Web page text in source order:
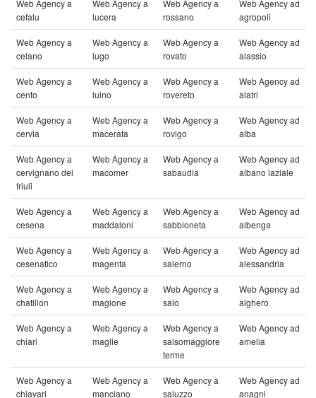
Web Agency a
cefalu
Web Agency a
lucera
Web Agency a
rossano
Web Agency ad
agropoli
Web Agency a
celano
Web Agency a
lugo
Web Agency a
rovato
Web Agency ad
alassio
Web Agency a
cento
Web Agency a
luino
Web Agency a
rovereto
Web Agency ad
alatri
Web Agency a
cervia
Web Agency a
macerata
Web Agency a
rovigo
Web Agency ad
alba
Web Agency a
cervignano del
friuli
Web Agency a
macomer
Web Agency a
sabaudia
Web Agency ad
albano laziale
Web Agency a
cesena
Web Agency a
maddaloni
Web Agency a
sabbioneta
Web Agency ad
albenga
Web Agency a
cesenatico
Web Agency a
magenta
Web Agency a
salerno
Web Agency ad
alessandria
Web Agency a
chatillon
Web Agency a
magione
Web Agency a
salo
Web Agency ad
alghero
Web Agency a
chiari
Web Agency a
maglie
Web Agency a
salsomaggiore
terme
Web Agency ad
amelia
Web Agency a
chiavari
Web Agency a
manciano
Web Agency a
saluzzo
Web Agency ad
anagni